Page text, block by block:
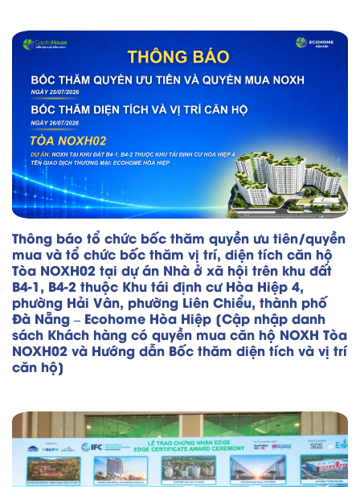
Thông báo tổ chức bốc thăm quyền ưu tiên/quyền
mua và tổ chức bốc thăm vị trí, diện tích căn hộ
Tòa NOXH02 tại dự án Nhà ở xã hội trên khu đất
B4-1, B4-2 thuộc Khu tái định cư Hòa Hiệp 4,
phường Hải Vân, phường Liên Chiểu, thành phố
Đà Nẵng – Ecohome Hòa Hiệp [Cập nhập danh
sách Khách hàng có quyền mua căn hộ NOXH Tòa
NOXH02 và Hướng dẫn Bốc thăm diện tích và vị trí
căn hộ]